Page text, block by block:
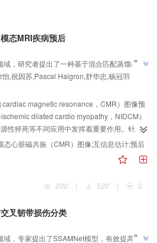
多幅纹理贴图得到最终的纹理贴图。结果本
inception distance）指标优于对比实验
种风格域中生成整洁高质量的结构化人脸模
量的结构化三维风格人脸模型，生成高质量
。此外，显式构建的结构化人脸模型能够更
务。
态MRI疾病预后
，研究者提出了一种基于混合匹配蒸馏与对
图像预后模型，有效提高了小样本场景下的
”
,祝因苏,Pascal Haigron,舒华忠,杨冠羽
cardiac magnetic resonance，CMR）图像预
dilated cardio myopathy，NIDCM）
性猝死等不同应用中发挥着重要作用。针对
注困难两个挑战，提出了一种基于混合匹配
于小样本上的多模态CMR图像对NIDCM预
同的设计，解决深度学习网络中多模态CMR
部最优的问题。首先将不同模态CMR图像组
图像特征。由于不同模态对的预后目标一致
匹配，以此约束深度学习网络中多模态特征
同模态对之间设计一种互信息的对比学习策
在的分类边界，以此作为预后模型的正则化
态心脏磁共振（CMR）图像;互信息估计;预后
230
| 520 | 0
叉韧带损伤分类
，专家提出了SSAMNet模型，有效提高了诊
”